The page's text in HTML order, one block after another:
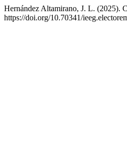
Hernández Altamirano, J. L. (2025).
https://doi.org/10.70341/